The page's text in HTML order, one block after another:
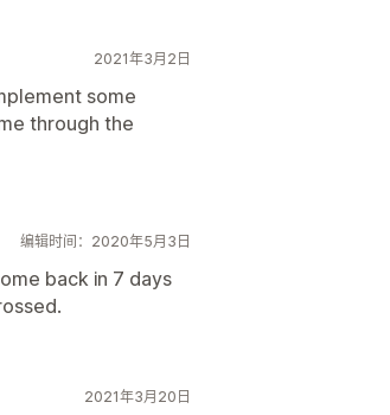
2021年3月2日
some
through the
编辑时间：2020年5月3日
back in 7 days
2021年3月20日